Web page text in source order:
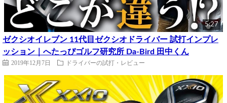
5:27
ゼクシオイレブン 11代目ゼクシオドライバー 試打インプレ
ッション｜へたっぴゴルフ研究所 Da-Bird 田中くん
2019年12月7日 ドライバーの試打・レビュー